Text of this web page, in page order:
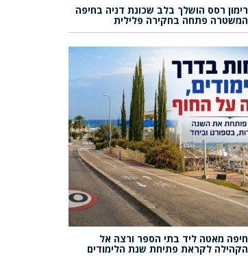
רימון רסס הושלך בלב שכונת דניה בחיפה
המשטרה פתחה בחקירה פלילית
חיפה מאטה ליד בתי הספר ורצה אל
הקהילה לקראת פתיחת שנת הלימודים